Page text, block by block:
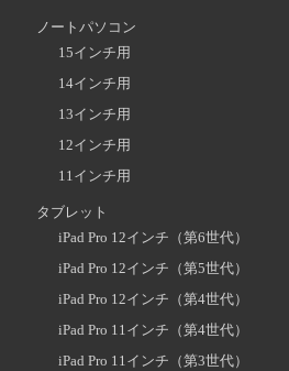
ノートパソコン
15インチ用
14インチ用
13インチ用
12インチ用
11インチ用
タブレット
iPad Pro 12インチ（第6世代）
iPad Pro 12インチ（第5世代）
iPad Pro 12インチ（第4世代）
iPad Pro 11インチ（第4世代）
iPad Pro 11インチ（第3世代）